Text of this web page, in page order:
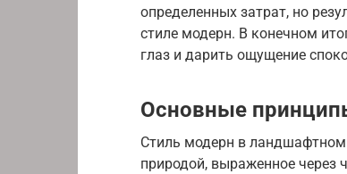
определенных затрат, но
стиле модерн. В конечном
глаз и дарить ощущение
Основные
Стиль модерн в
природой, выраженное через